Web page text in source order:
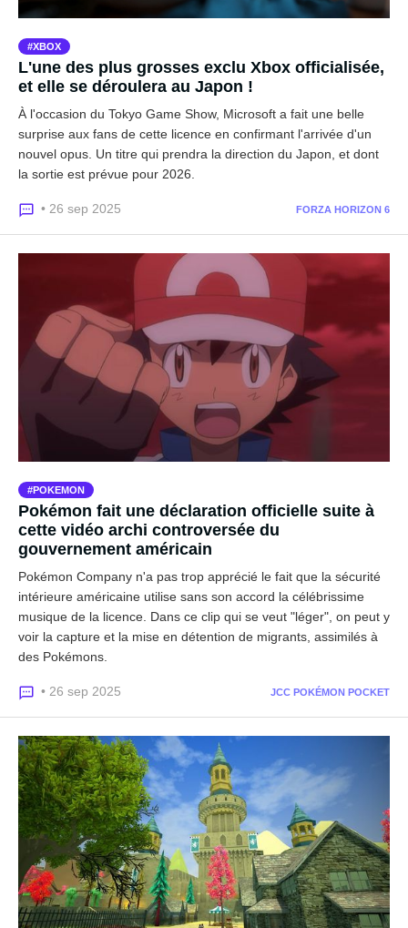
XBOX
L'une des plus grosses exclu Xbox officialisée,
et elle se déroulera au Japon !
À l'occasion du Tokyo Game Show, Microsoft a fait une belle
surprise aux fans de cette licence en confirmant l'arrivée d'un
nouvel opus. Un titre qui prendra la direction du Japon, et dont
la sortie est prévue pour 2026.
• 26 sep 2025 FORZA HORIZON 6
POKEMON
Pokémon fait une déclaration officielle suite à
cette vidéo archi controversée du
gouvernement américain
Pokémon Company n'a pas trop apprécié le fait que la sécurité
intérieure américaine utilise sans son accord la célébrissime
musique de la licence. Dans ce clip qui se veut "léger", on peut y
voir la capture et la mise en détention de migrants, assimilés à
des Pokémons.
• 26 sep 2025 JCC POKÉMON POCKET